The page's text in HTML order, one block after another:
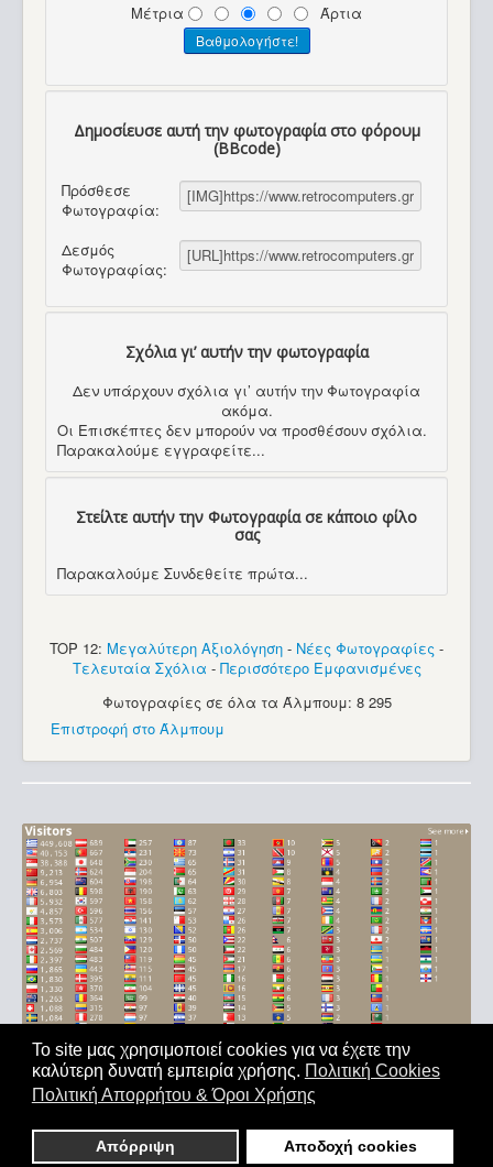
Το site μας χρησιμοποιεί cookies για να έχετε την
καλύτερη δυνατή εμπειρία χρήσης. Πολιτική Cookies
Πολιτική Απορρήτου & Όροι Χρήσης
Απόρριψη Αποδοχή cookies
Μέτρια Άρτια
Δημοσίευσε αυτή την φωτογραφία στο φόρουμ
(BBcode)
Πρόσθεσε
Φωτογραφία:
Δεσμός
Φωτογραφίας:
Σχόλια γι’ αυτήν την φωτογραφία
Δεν υπάρχουν σχόλια γι’ αυτήν την Φωτογραφία
ακόμα.
Οι Επισκέπτες δεν μπορούν να προσθέσουν σχόλια.
Παρακαλούμε εγγραφείτε...
Στείλτε αυτήν την Φωτογραφία σε κάποιο φίλο
σας
Παρακαλούμε Συνδεθείτε πρώτα...
TOP 12: Μεγαλύτερη Αξιολόγηση - Νέες Φωτογραφίες -
Τελευταία Σχόλια - Περισσότερο Εμφανισμένες
Φωτογραφίες σε όλα τα Άλμπουμ: 8 295
Επιστροφή στο Άλμπουμ
Αρχική|'Οροι Χρήσης|Επικοινωνία
παντός δικαιώματος